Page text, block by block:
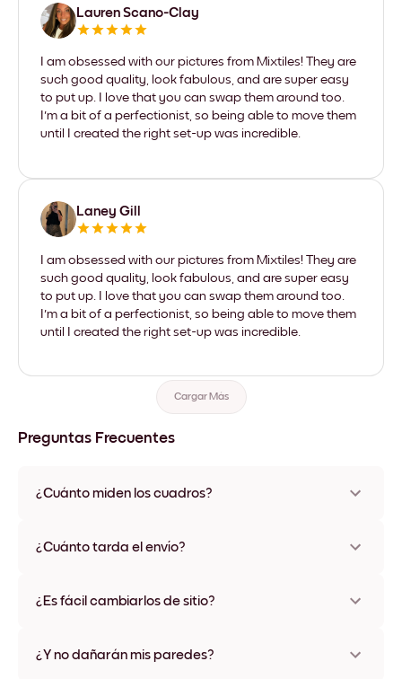
Lauren Scano-Clay
I am obsessed with our pictures from Mixtiles! They are
such good quality, look fabulous, and are super easy
to put up. I love that you can swap them around too.
I'm a bit of a perfectionist, so being able to move them
until I created the right set-up was incredible.
Laney Gill
I am obsessed with our pictures from Mixtiles! They are
such good quality, look fabulous, and are super easy
to put up. I love that you can swap them around too.
I'm a bit of a perfectionist, so being able to move them
until I created the right set-up was incredible.
Cargar Más
Preguntas Frecuentes
¿Cuánto miden los cuadros?
varios materiales y colores de marco, incluidas opciones sin
¿Cuánto tarda el envío?
disponibles en algunos países. Te enviaremos un número de
¿Es fácil cambiarlos de sitio?
ningún daño
¿Y no dañarán mis paredes?